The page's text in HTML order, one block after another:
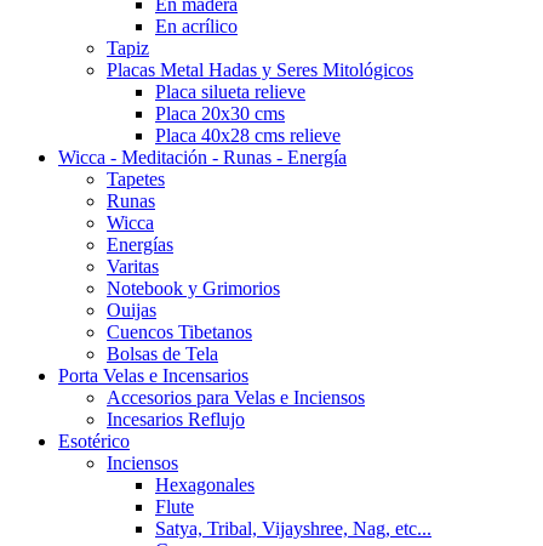
En madera
En acrílico
Tapiz
Placas Metal Hadas y Seres Mitológicos
Placa silueta relieve
Placa 20x30 cms
Placa 40x28 cms relieve
Wicca - Meditación - Runas - Energía
Tapetes
Runas
Wicca
Energías
Varitas
Notebook y Grimorios
Ouijas
Cuencos Tibetanos
Bolsas de Tela
Porta Velas e Incensarios
Accesorios para Velas e Inciensos
Incesarios Reflujo
Esotérico
Inciensos
Hexagonales
Flute
Satya, Tribal, Vijayshree, Nag, etc...